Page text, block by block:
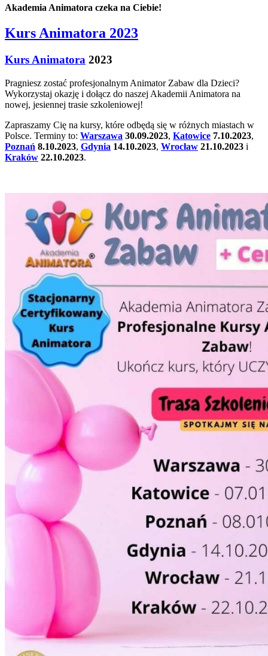
Akademia Animatora czeka na Ciebie!
Kurs Animatora 2023
Kurs Animatora 2023
Pragniesz zostać profesjonalnym Animator Zabaw dla Dzieci?
Wykorzystaj okazję i dołącz do naszej Akademii Animatora na
nowej, jesiennej trasie szkoleniowej!
Zapraszamy Cię na kursy, które odbędą się w różnych miastach w
Polsce. Terminy to: Warszawa 30.09.2023, Katowice 7.10.2023,
Poznań 8.10.2023, Gdynia 14.10.2023, Wrocław 21.10.2023 i
Kraków 22.10.2023.